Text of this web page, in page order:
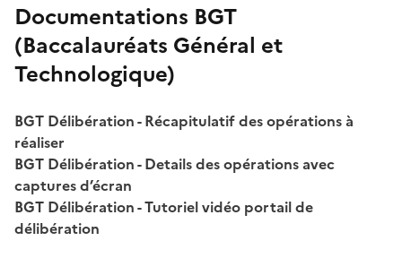
Documentations BGT
(Baccalauréats Général et
Technologique)
BGT Délibération - Récapitulatif des opérations à
réaliser
BGT Délibération - Details des opérations avec
captures d’écran
BGT Délibération - Tutoriel vidéo portail de
délibération